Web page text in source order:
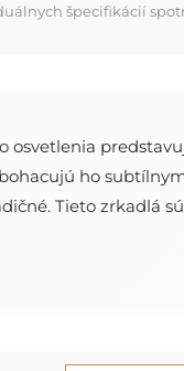
špecifikácií
osvetlenia
ho
Tieto zrkadlá